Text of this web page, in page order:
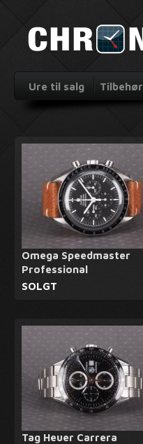
Ure til salg Tilbehør
Omega Speedmaster
Professional
SOLGT
Tag Heuer Carrera